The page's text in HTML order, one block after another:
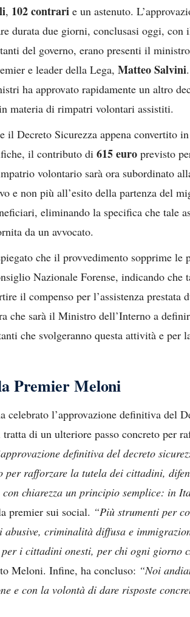
, 102 contrari e un astenuto.
durata due giorni, conclusasi oggi, con
del governo, erano presenti il
e leader della Lega, Matteo Salvini
ha approvato rapidamente un altro
materia di rimpatri volontari assistiti.
il Decreto Sicurezza appena convertito
il contributo di 615 euro previsto
volontario sarà ora subordinato
e non più all’esito della partenza del
eliminando la specifica che tale
da un avvocato.
che il provvedimento sopprime le
Nazionale Forense, indicando che
il compenso per l’assistenza prestata
che sarà il Ministro dell’Interno a
che svolgeranno questa attività e per
Premier Meloni
celebrato l’approvazione definitiva del
di un ulteriore passo concreto per
definitiva del decreto
per rafforzare la tutela dei cittadini,
con chiarezza un principio semplice: in
premier sui social. “Più strumenti per
abusive, criminalità diffusa e
i cittadini onesti, per chi ogni giorno
Meloni. Infine, ha concluso: “Noi
e con la volontà di dare risposte